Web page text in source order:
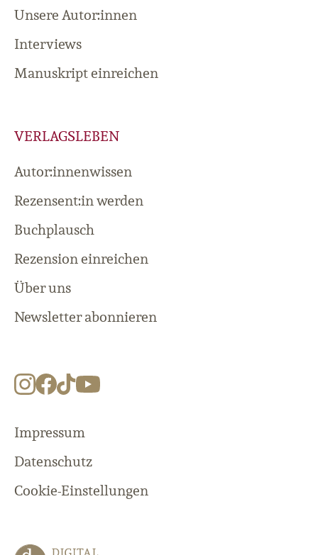
Unsere Autor:innen
Interviews
Manuskript einreichen
VERLAGSLEBEN
Autor:innenwissen
Rezensent:in werden
Buchplausch
Rezension einreichen
Über uns
Newsletter abonnieren
Impressum
Datenschutz
Cookie-Einstellungen